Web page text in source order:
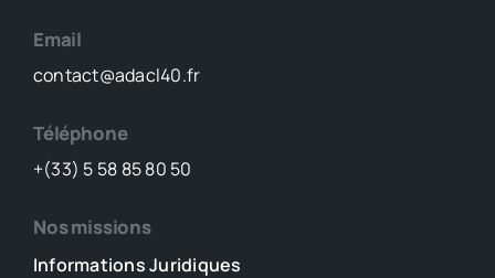
Email
contact@adacl40.fr
Téléphone
+(33) 5 58 85 80 50
Nos missions
Informations Juridiques